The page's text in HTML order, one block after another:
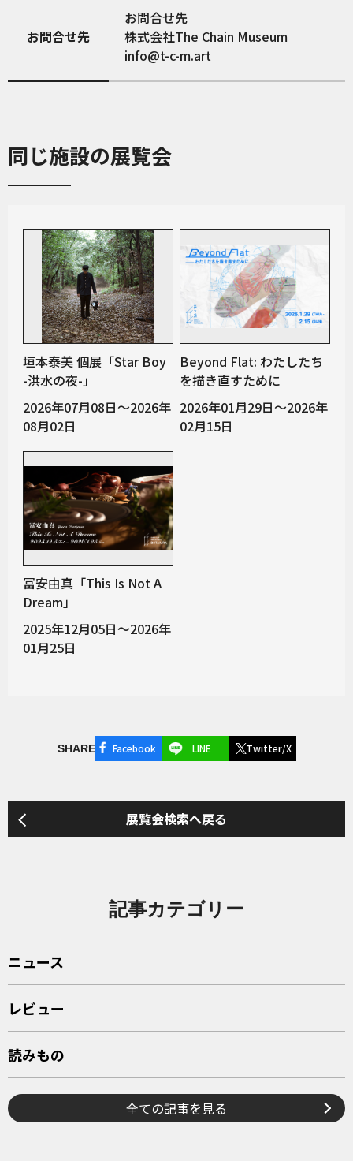
お問合せ先
お問合せ先
株式会社The Chain Museum
info@t-c-m.art
同じ施設の展覧会
垣本泰美 個展「Star Boy
-洪水の夜-」
2026年07月08日～2026年
08月02日
Beyond Flat: わたしたち
を描き直すために
2026年01月29日～2026年
02月15日
冨安由真「This Is Not A
Dream」
2025年12月05日～2026年
01月25日
SHARE Facebook LINE Twitter/X
展覧会検索へ戻る
記事カテゴリー
ニュース
レビュー
読みもの
全ての記事を見る